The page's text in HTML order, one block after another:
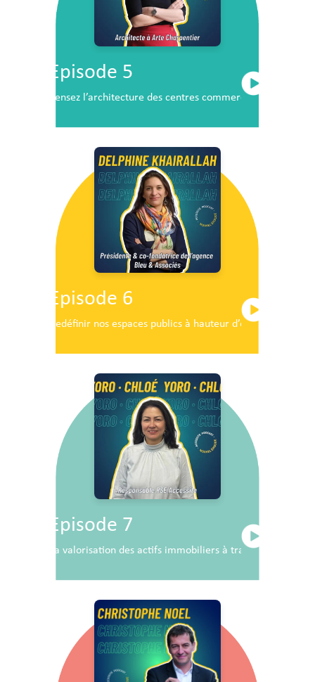
Episode 5
Pensez l’architecture des centres commerciaux de demain
Episode 6
Redéfinir nos espaces publics à hauteur d’enfants
Episode 7
La valorisation des actifs immobiliers à travers la RSE